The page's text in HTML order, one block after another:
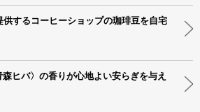
するコーヒーショップの珈琲豆を自宅
ヒバ〉の香りが心地よい安らぎを与え